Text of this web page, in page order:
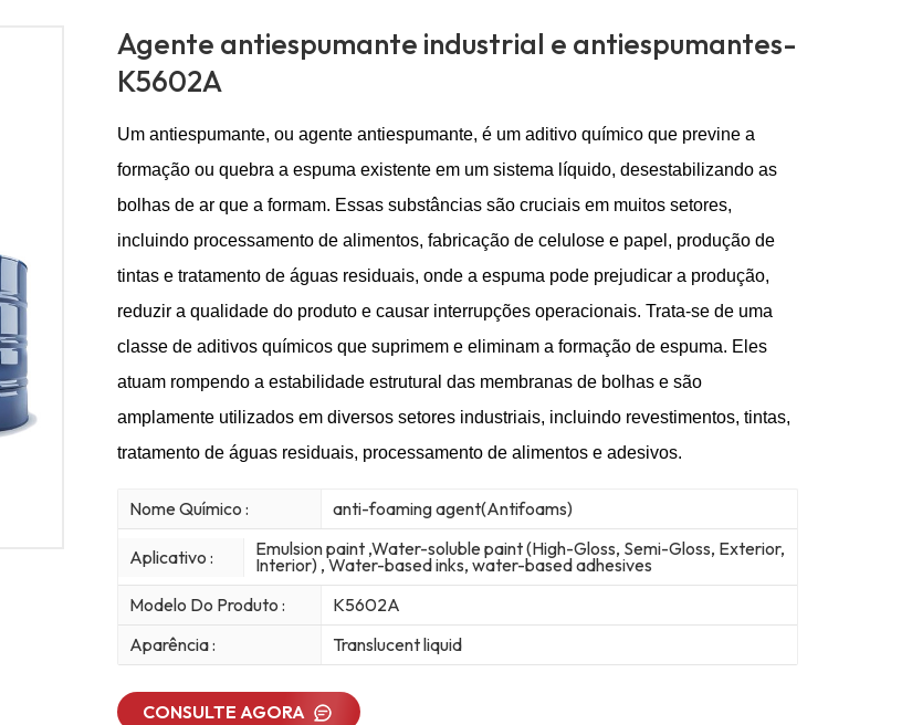
Agente antiespumante industrial e antiespumantes-
K5602A
Um antiespumante, ou agente antiespumante, é um aditivo químico que previne a
formação ou quebra a espuma existente em um sistema líquido, desestabilizando as
bolhas de ar que a formam. Essas substâncias são cruciais em muitos setores,
incluindo processamento de alimentos, fabricação de celulose e papel, produção de
tintas e tratamento de águas residuais, onde a espuma pode prejudicar a produção,
reduzir a qualidade do produto e causar interrupções operacionais. Trata-se de uma
classe de aditivos químicos que suprimem e eliminam a formação de espuma. Eles
atuam rompendo a estabilidade estrutural das membranas de bolhas e são
amplamente utilizados em diversos setores industriais, incluindo revestimentos, tintas,
tratamento de águas residuais, processamento de alimentos e adesivos.
Nome Químico : anti-foaming agent(Antifoams)
Aplicativo : Emulsion paint ,Water-soluble paint (High-Gloss, Semi-Gloss, Exterior,
Interior) , Water-based inks, water-based adhesives
Modelo Do Produto :
K5602A
Aparência :
Translucent liquid
CONSULTE AGORA